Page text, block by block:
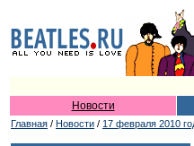
Новости
Главная / Новости / 17 февраля 2010